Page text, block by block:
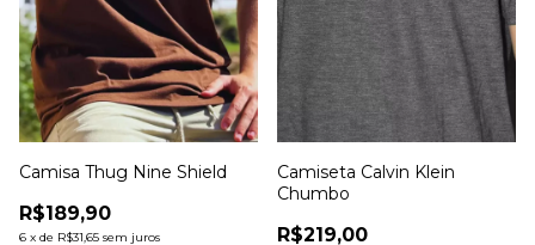
Camisa Thug Nine Shield
R$189,90
6 x de R$31,65 sem juros
Camiseta Calvin Klein
Chumbo
R$219,00